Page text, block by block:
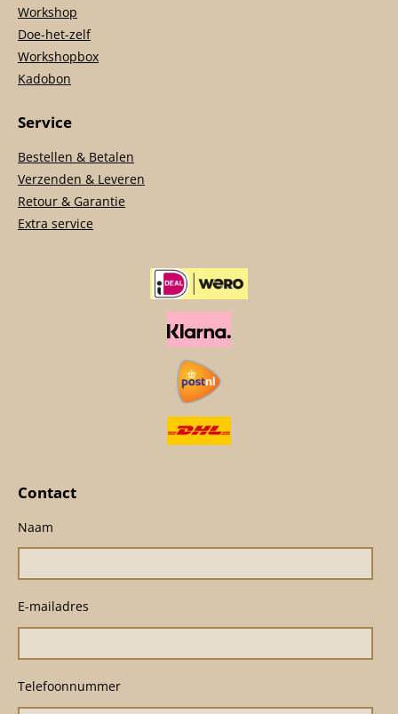
Workshop
Doe-het-zelf
Workshopbox
Kadobon
Service
Bestellen & Betalen
Verzenden & Leveren
Retour & Garantie
Extra service
Contact
Naam
E-mailadres
Telefoonnummer